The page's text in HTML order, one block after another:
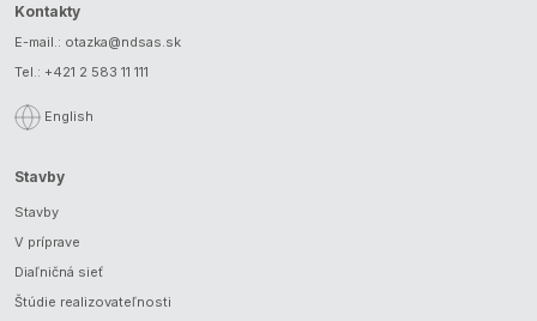
Kontakty
E-mail.: otazka@ndsas.sk
Tel.: +421 2 583 11 111
English
Stavby
Stavby
V príprave
Diaľničná sieť
Štúdie realizovateľnosti